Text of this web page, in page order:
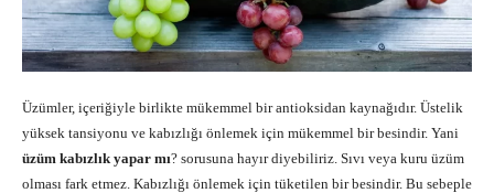
Üzümler, içeriğiyle birlikte mükemmel bir antioksidan kaynağıdır. Üstelik
yüksek tansiyonu ve kabızlığı önlemek için mükemmel bir besindir. Yani
üzüm kabızlık yapar mı? sorusuna hayır diyebiliriz. Sıvı veya kuru üzüm
olması fark etmez. Kabızlığı önlemek için tüketilen bir besindir. Bu sebeple